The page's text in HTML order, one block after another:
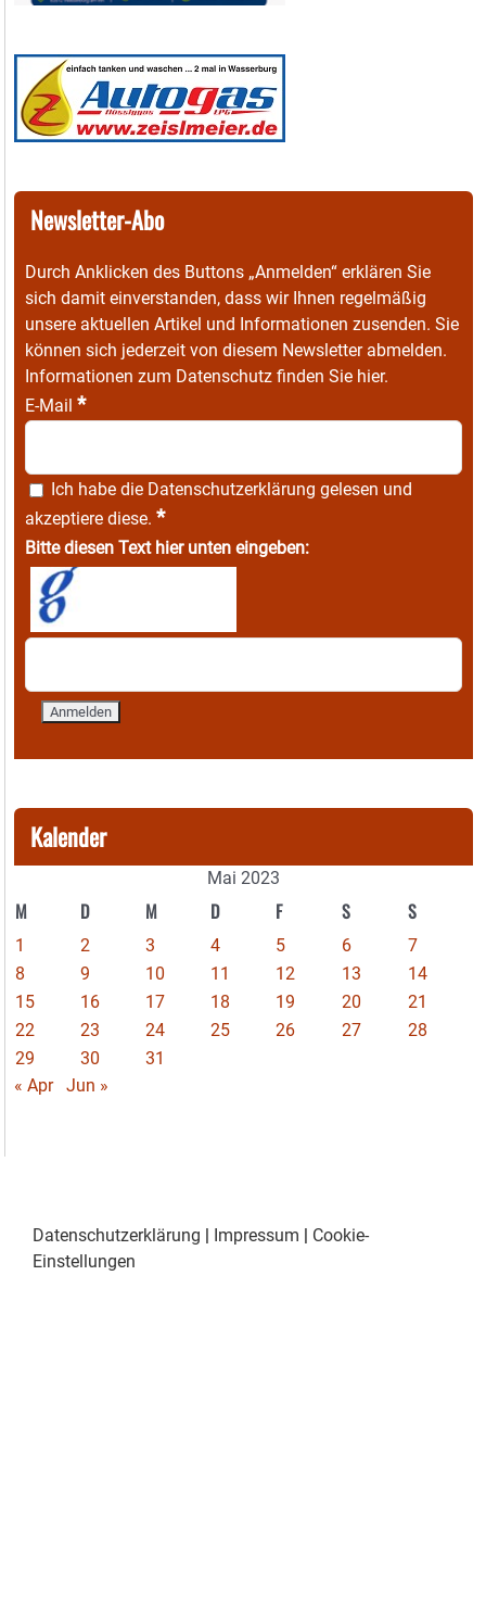
Newsletter-Abo
Durch Anklicken des Buttons „Anmelden“ erklären Sie
sich damit einverstanden, dass wir Ihnen regelmäßig
unsere aktuellen Artikel und Informationen zusenden. Sie
können sich jederzeit von diesem Newsletter abmelden.
Informationen zum Datenschutz finden Sie hier.
E-Mail *
Ich habe die Datenschutzerklärung gelesen und
akzeptiere diese. *
Bitte diesen Text hier unten eingeben:
Kalender
Mai 2023
M D M D F S S
1 2 3 4 5 6
7
8
9 10 11 12 13
14
15
16 17 18 19 20
21
22
23 24 25 26 27
28
29
30
31
« Apr
Jun »
Datenschutzerklärung | Impressum | Cookie-
Einstellungen